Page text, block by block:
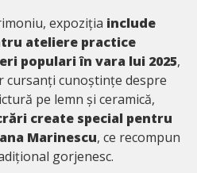
expoziția include
ateliere practice
populari în vara lui 2025,
cunoștințe despre
pe lemn și ceramică,
create special pentru
Marinescu, ce recompun
gorjenesc.